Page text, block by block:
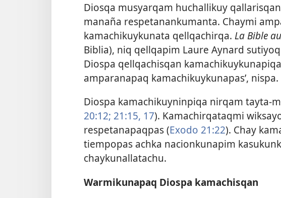
Diosqa musyarqam huchallikuy
manaña respetanankumanta. Chaymi
kamachikuykunata qellqachirqa. La Bible
Biblia), niq qellqapim Laure Aynard
Diospa qellqachisqan
amparanapaq kamachikuykunapas’, nispa.
Diospa kamachikuyninpiqa nirqam tayta-
20:12; 21:15, 17). Kamachirqataqmi
respetanapaqpas (Exodo 21:22). Chay
tiempopas achka nacionkunapim
chaykunallatachu.
Warmikunapaq Diospa kamachisqan